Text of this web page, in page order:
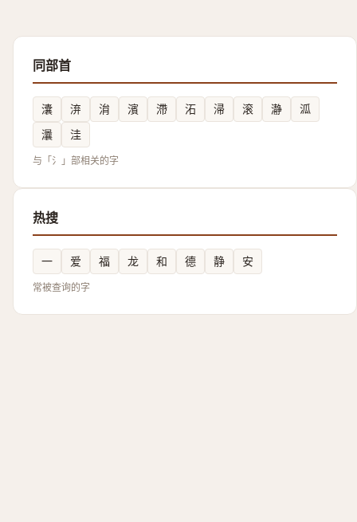
同部首
灢 㳰 㳙 濱 滯 沰 㴆 滚 瀞
泒
㶞
洼
与「氵」部相关的字
热搜
一 爱 福 龙 和 德 静 安
常被查询的字